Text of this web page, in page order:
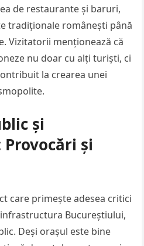
de restaurante și baruri,
tradiționale românești până
Vizitatorii menționează că
nu doar cu alți turiști, ci
la crearea unei
și
și
care primește adesea critici
Bucureștiului,
Deși orașul este bine